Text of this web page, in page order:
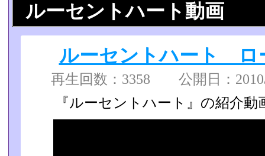
ルーセントハート動画
ルーセントハート ロ
再生回数：3358 公開日：
『ルーセントハート』の紹介動